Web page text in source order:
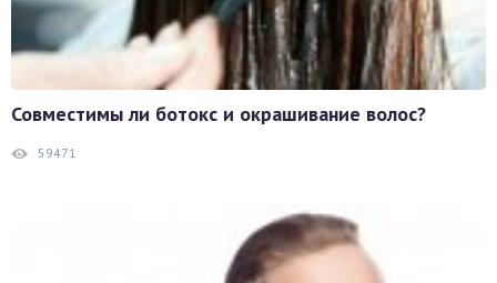
Совместимы ли ботокс и окрашивание волос?
59471